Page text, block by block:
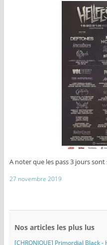
A noter que les pass 3 jours
27 novembre 2019
Nos articles les plus lus
[CHRONIQUE] Primordial Black -